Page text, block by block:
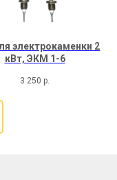
электрокаменки 2
кВт, ЭКМ 1-6
3 250 р.